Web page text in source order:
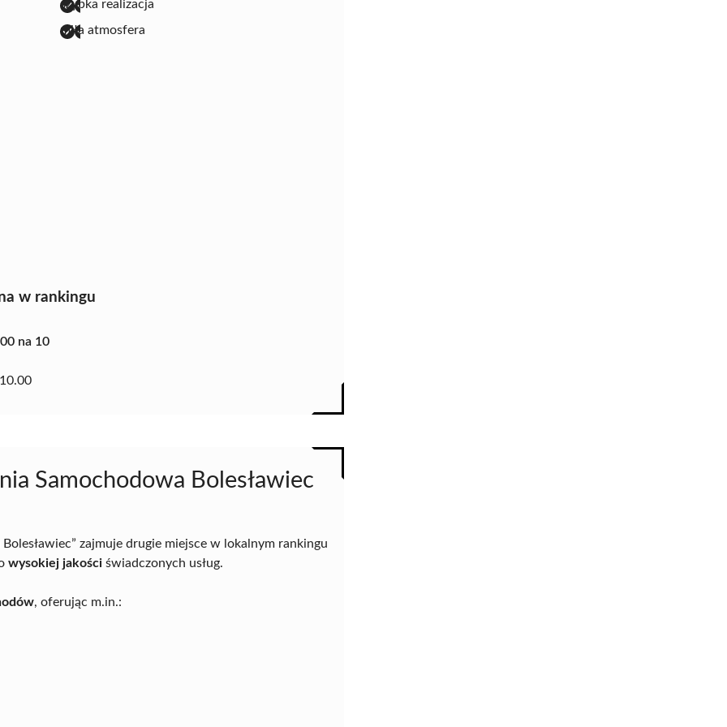
szybka realizacja
miła atmosfera
w rankingu
na 10
10.00
Samochodowa Bolesławiec
zajmuje drugie miejsce w lokalnym rankingu
wysokiej jakości świadczonych usług.
, oferując m.in.: